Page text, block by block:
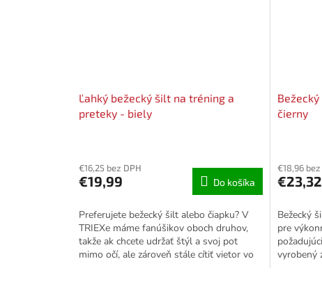
Ľahký bežecký šilt na tréning a
preteky - biely
produktu
je
z
5
hviezdičiek.
€16,25 bez DPH
€19,99 Do košíka
Preferujete bežecký šilt alebo čiapku? V
TRIEXe máme fanúšikov oboch druhov,
takže ak chcete udržať štýl a svoj pot
mimo očí, ale zároveň stále cítiť vietor vo
čierny
€18,96 bez
€23,32
Bežecký
pre
vyrobený